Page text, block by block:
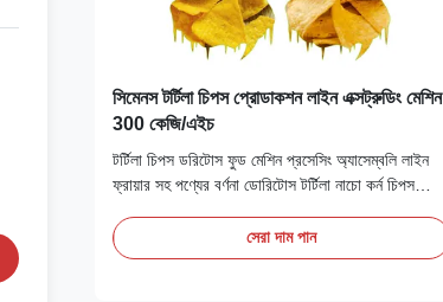
সিমেনস টর্টিলা চিপস প্রোডাকশন লাইন এক্সট্রুডিং মেশিন
300 কেজি/এইচ
টর্টিলা চিপস ডরিটোস ফুড মেশিন প্রসেসিং অ্যাসেম্বলি লাইন
ফ্রায়ার সহ পণ্যের বর্ণনা ডোরিটোস টর্টিলা নাচো কর্ন চিপস
গুঁড়া প্রধান উপাদান হিসেবে ব্যবহার করে যা বের করে দেওয়া
হয়, ত্রিভুজ, বৃত্তাকার, বর্গাকার আকারে পাঞ্চ করা হয় এবং
সেরা দাম পান